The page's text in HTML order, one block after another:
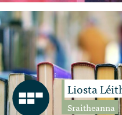
Liosta
Sraitheanna